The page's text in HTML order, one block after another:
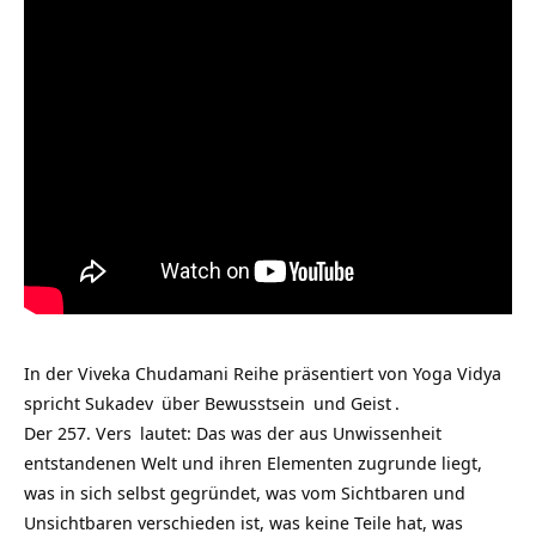
In der Viveka Chudamani Reihe präsentiert von Yoga Vidya
spricht Sukadev über Bewusstsein und Geist .
Der 257. Vers lautet: Das was der aus Unwissenheit
entstandenen Welt und ihren Elementen zugrunde liegt,
was in sich selbst gegründet, was vom Sichtbaren und
Unsichtbaren verschieden ist, was keine Teile hat, was